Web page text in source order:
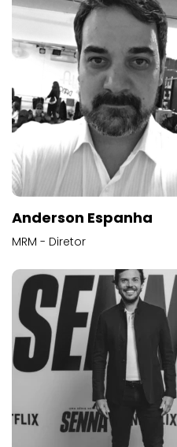
Anderson Espanha
MRM - Diretor